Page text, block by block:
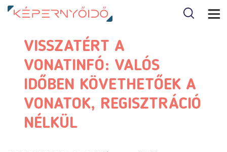
VISSZATÉRT A
VONATINFÓ: VALÓS
IDŐBEN KÖVETHETŐEK A
VONATOK, REGISZTRÁCIÓ
NÉLKÜL